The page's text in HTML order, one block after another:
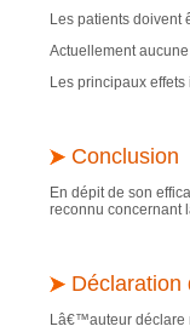
Les patients
Actuellement
Les principaux
Conclusion
En dépit de son
reconnu concernant
Lâ€™auteur déclare